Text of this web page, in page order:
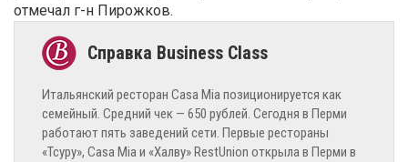
отмечал г-н Пирожков.
Итальянский ресторан Casa Mia позиционируется как
семейный. Средний чек — 650 рублей. Сегодня в Перми
работают пять заведений сети. Первые рестораны
«Тсуру», Casa Mia и «Халву» RestUnion открыла в Перми в